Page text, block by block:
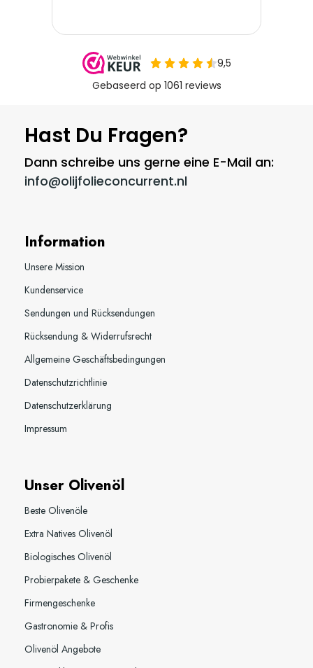
Hast Du Fragen?
Dann schreibe uns gerne eine E-Mail an:
info@olijfolieconcurrent.nl
Information
Unsere Mission
Kundenservice
Sendungen und Rücksendungen
Rücksendung & Widerrufsrecht
Allgemeine Geschäftsbedingungen
Datenschutzrichtlinie
Datenschutzerklärung
Impressum
Unser Olivenöl
Beste Olivenöle
Extra Natives Olivenöl
Biologisches Olivenöl
Probierpakete & Geschenke
Firmengeschenke
Gastronomie & Profis
Olivenöl Angebote